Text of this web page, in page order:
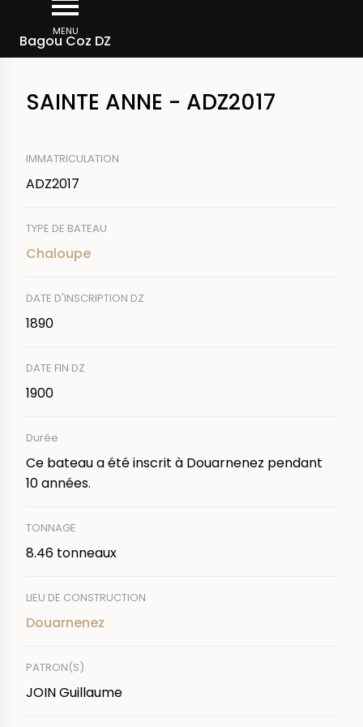
contenu
MENU
Bagou Coz DZ
d'Ariane
Rechercher un bateau
SAINTE ANNE - ADZ2017
IMMATRICULATION
ADZ2017
TYPE DE BATEAU
Chaloupe
DATE D'INSCRIPTION DZ
1890
DATE FIN DZ
1900
Durée
Ce bateau a été inscrit à Douarnenez pendant
10 années.
TONNAGE
8.46 tonneaux
LIEU DE CONSTRUCTION
Douarnenez
PATRON(S)
JOIN Guillaume